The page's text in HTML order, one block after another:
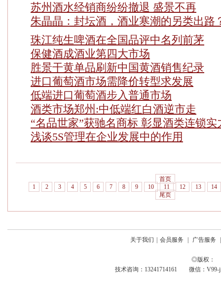
苏州酒水经销商纷纷撤退 盛景不再
朱晶晶：封坛酒，酒业寒潮的另类出路
珠江纯生啤酒在全国品评中名列前茅
保健酒成酒业第四大市场
胜景干黄单品刷新中国黄酒销售纪录
进口葡萄酒市场需降价转型求发展
低端进口葡萄酒步入普通市场
酒类市场郑州:中低端红白酒逆市走
“名品世家”获驰名商标 彰显酒类连锁实
浅谈5S管理在企业发展中的作用
首页
1
2 3 4 5 6 7 8 9 10 11 12 13
14
尾页
关于我们 会员服务 广告服务
◎版权：
技术咨询：13241714161 微信：V99-